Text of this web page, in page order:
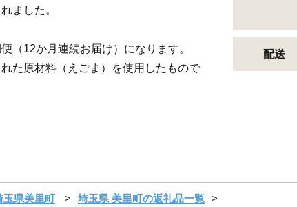
ました。
（12か月連続お届け）になります。
た原材料（えごま）を使用したもので
配送
玉県美里町
埼玉県 美里町の返礼品一覧